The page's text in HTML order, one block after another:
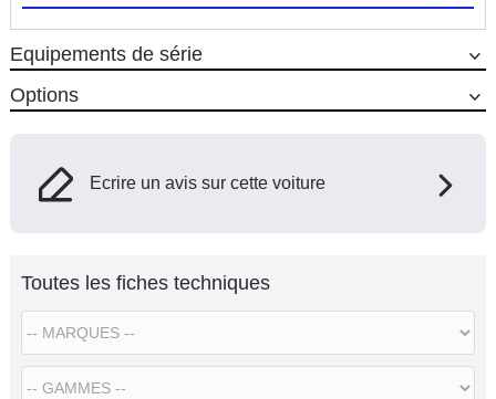
Equipements de série
Options
Ecrire un avis sur cette voiture
Toutes les fiches techniques